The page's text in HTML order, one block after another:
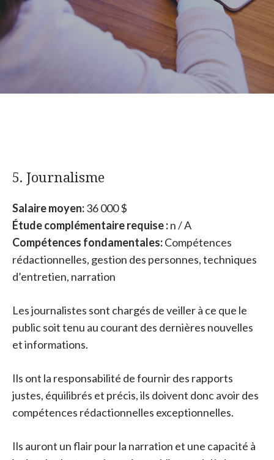
5. Journalisme
Salaire moyen:36 000 $
Étude complémentaire requise :n / A
Compétences fondamentales:Compétences
rédactionnelles, gestion des personnes, techniques
d’entretien, narration
Les journalistes sont chargés de veiller à ce que le
public soit tenu au courant des dernières nouvelles
et informations.
Ils ont la responsabilité de fournir des rapports
justes, équilibrés et précis, ils doivent donc avoir des
compétences rédactionnelles exceptionnelles.
Ils auront un flair pour la narration et une capacité à